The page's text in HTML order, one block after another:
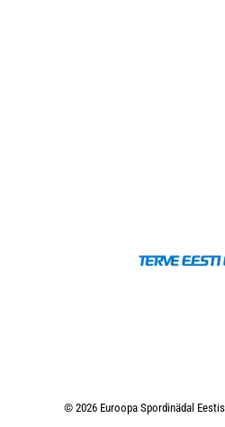
© 2026 Euroopa Spordinädal